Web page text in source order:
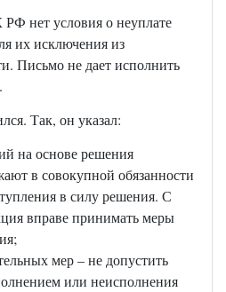
нет условия о неуплате
их исключения из
Письмо не дает исполнить
Так, он указал:
на основе решения
в совокупной обязанности
в силу решения. С
вправе принимать меры
мер – не допустить
или неисполнения